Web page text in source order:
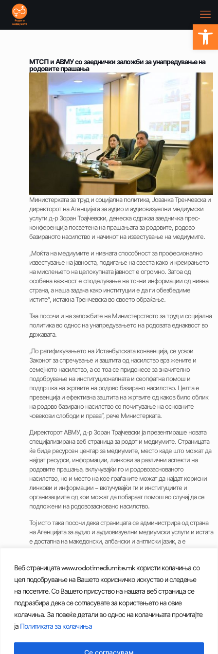
Веб страницата www.rodotimediumite.mk користи колачиња со
цел подобрување на Вашето корисничко искуство и следење
на посетите. Со Вашето присуство на нашата веб страница се
подразбира дека се согласувате за користењето на овие
колачиња. За повеќе детали во однос на колачињата прочитајте
ја Политиката за колачиња
МТСП и АВМУ со заеднички заложби за унапредување на
родовите прашања
Министерката за труд и социјална политика, Јованка Тренчевска и
директорот на Агенцијата за аудио и аудиовизуелни медиумски
услуги д-р Зоран Трајчевски, денеска одржаа заедничка прес-
конференција посветена на прашањата за родовите, родово
базираното насилство и начинот на известување на медиумите.
„Моќта на медиумите и нивната способност за професионално
известување на јавноста, подигање на свеста како и креирањето
на мислењето на целокупната јавност е огромно. Затоа од
особена важност е споделување на точни информации од нивна
страна, а наша задача како институции е да ги обезбедиме
истите”, истакна Тренчевска во своето обраќање.
Таа посочи и на заложбите на Министерството за труд и социјална
политика во однос на унапредувањето на родовата еднаквост во
државата.
„По ратификувањето на Истанбулската конвенција, се усвои
Законот за спречување и заштита од насилство врз жените и
семејното насилство, а со тоа се придонесе за значително
подобрување на институционалната и сеопфатна помош и
поддршка на жртвите на родово базирано насилство. Целта е
превенција и ефективна заштита на жртвите од каков било облик
на родово базирано насилство со почитување на основните
човекови слободи и права“, рече Министерката.
Директорот АВМУ, д-р Зоран Трајчевски ја презентираше новата
специјализирана веб страница за родот и медиумите. Страницата
ќе биде ресурсен центар за медиумите, место каде што можат да
најдат ресурси, информации, линкови за различни аспекти на
родовите прашања, вклучувајќи го и родовозаснованото
насилство, но и место на кое граѓаните можат да најдат корисни
линкови и информации – вклучувајќи ги и институциите и
организациите од кои можат да побараат помош во случај да се
подложени на родовозасновано насилство.
Тој исто така посочи дека страницата се администрира од страна
на Агенцијата за аудио и аудиовизуелни медиумски услуги и истата
е достапна на македонски, албански и англиски јазик, а е
На веб страницата сите институции и граѓански организации
можат да ги споделуваат материјалите и активностите кои ги
работат на полето на родовите прашања, со што ќе придонесат да
биде квалитетен ресурсен центар за сите новинари, истражувачи
кои работат на оваа проблематика, како и за општата јавност.